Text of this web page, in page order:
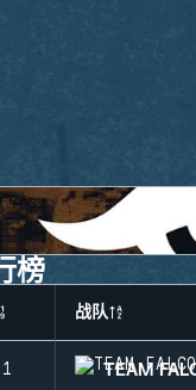
榜
战队
1 TEAM